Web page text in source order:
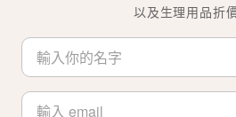
以及生理用品折